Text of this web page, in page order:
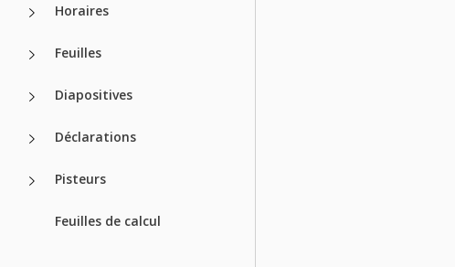
Horaires
Feuilles
Diapositives
Déclarations
Pisteurs
Feuilles de calcul